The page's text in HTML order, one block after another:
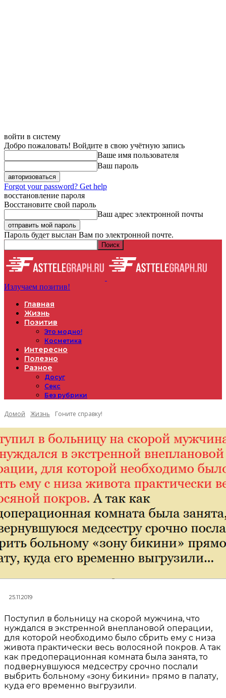
войти в систему
Добро пожаловать! Войдите в свою учётную запись
Ваше имя пользователя
Ваш пароль
Forgot your password? Get help
восстановление пароля
Восстановите свой пароль
Ваш адрес электронной почты
Пароль будет выслан Вам по электронной почте.
Излучаем позитив!
Главная
Жизнь
Позитив
Это модно!
Косметика
Интересно
Полезно
Разное
Досуг
Секс
Без рубрики
Домой Жизнь Гоните справку!
25.11.2019
Поступил в больницу на скорой мужчина, что
нуждался в экстренной внеплановой операции,
для которой необходимо было сбрить ему с низа
живота практически весь волосяной покров. А так
как предоперационная комната была занята, то
подвернувшуюся медсестру срочно послали
выбрить больному «зону бикини» прямо в палату,
куда его временно выгрузили.